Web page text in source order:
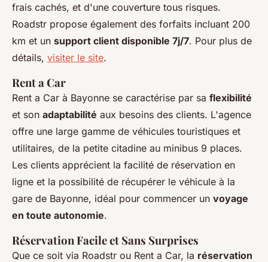
frais cachés, et d'une couverture tous risques.
Roadstr propose également des forfaits incluant 200
km et un support client disponible 7j/7. Pour plus de
détails, visiter le site.
Rent a Car
Rent a Car à Bayonne se caractérise par sa flexibilité
et son adaptabilité aux besoins des clients. L'agence
offre une large gamme de véhicules touristiques et
utilitaires, de la petite citadine au minibus 9 places.
Les clients apprécient la facilité de réservation en
ligne et la possibilité de récupérer le véhicule à la
gare de Bayonne, idéal pour commencer un voyage
en toute autonomie.
Réservation Facile et Sans Surprises
Que ce soit via Roadstr ou Rent a Car, la réservation